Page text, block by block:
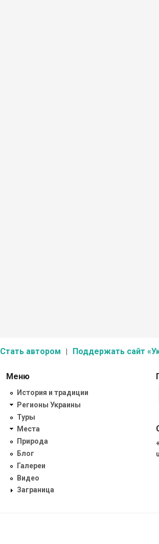
Стать автором Поддержать сайт
Меню
История и традиции
Регионы Украины
Туры
Места
Природа
Блог
Галереи
Видео
Заграница